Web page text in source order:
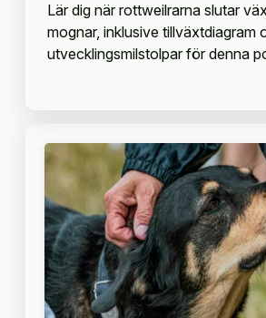
Lär dig när rottweilrarna slutar
mognar, inklusive tillväxtdiagram
utvecklingsmilstolpar för denna